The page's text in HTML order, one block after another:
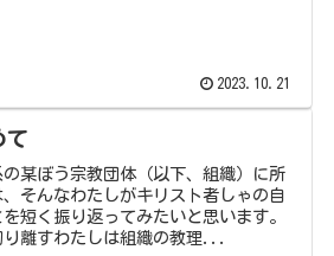
2023.10.21
て
某ぼう宗教団体（以下、組織）に所
そんなわたしがキリスト者しゃの自
短く振り返ってみたいと思います。
離すわたしは組織の教理...